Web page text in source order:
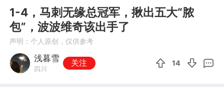
1-4，马刺无缘总冠军，揪出五大“脓
包”，波波维奇该出手了
声明：个人原创，仅供参考
浅暮雪
四川
关注 14